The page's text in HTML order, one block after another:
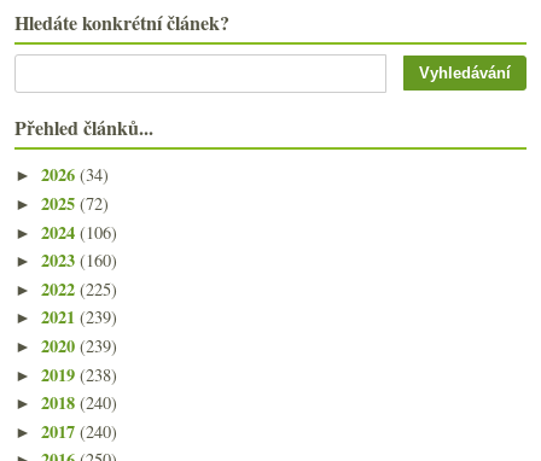
Hledáte konkrétní článek?
Přehled článků...
► 2026 (34)
► 2025 (72)
► 2024 (106)
► 2023 (160)
► 2022 (225)
► 2021 (239)
► 2020 (239)
► 2019 (238)
► 2018 (240)
► 2017 (240)